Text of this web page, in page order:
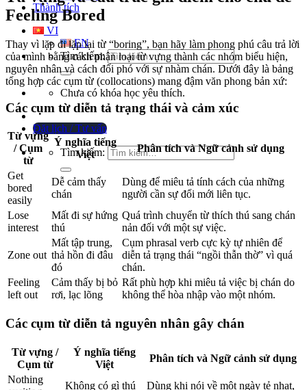
Thành tích
VI
EN
Tìm kiếm:
Chưa có khóa học yêu thích.
Đặt lịch / Tư vấn
Tìm kiếm:
Feeling Bored
Thay vì lặp đi lặp lại từ “boring”, bạn hãy làm phong phú câu trả lời
của mình bằng cách phân loại từ vựng thành các nhóm biểu hiện,
nguyên nhân và cách đối phó với sự nhàm chán. Dưới đây là bảng
tổng hợp các cụm từ (collocations) mang đậm văn phong bản xứ:
Các cụm từ diễn tả trạng thái và cảm xúc
Từ vựng
/ Cụm
từ
Ý nghĩa tiếng
Việt
Phân tích và Ngữ cảnh sử dụng
Get
bored
easily
Dễ cảm thấy
chán
Dùng để miêu tả tính cách của những
người cần sự đổi mới liên tục.
Lose
interest
Mất đi sự hứng
thú
Quá trình chuyển từ thích thú sang chán
nản đối với một sự việc.
Zone out
Mất tập trung,
thả hồn đi đâu
đó
Cụm phrasal verb cực kỳ tự nhiên để
diễn tả trạng thái “ngồi thẫn thờ” vì quá
chán.
Feeling
left out
Cảm thấy bị bỏ
rơi, lạc lõng
Rất phù hợp khi miêu tả việc bị chán do
không thể hòa nhập vào một nhóm.
Các cụm từ diễn tả nguyên nhân gây chán
Từ vựng /
Cụm từ
Ý nghĩa tiếng
Việt
Phân tích và Ngữ cảnh sử dụng
Nothing
Không có gì thú
Dùng khi nói về một ngày tẻ nhạt,